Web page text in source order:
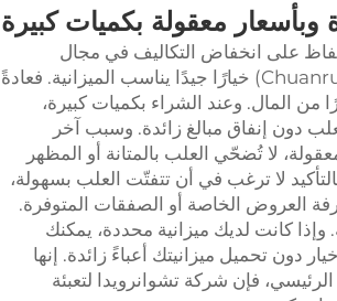
وبأسعار معقولة بكميات كبيرة
على انخفاض التكاليف في مجال
الأعمال. وتُعد شركة تشوانرويدا لتعبئة وتغليف (Chuanruida Packaging) خيارًا جيدًا يناسب الميزانية. فعادةً
من المال. وعند الشراء بكميات كبيرة،
دون إنفاق مبالغ زائدة. وسبب آخر
لا تُضحّي العلب بالمتانة أو المظهر
لا ترغب في أن تتفتّت العلب بسهولة،
العروض الخاصة أو الصفقات المتوفرة.
كانت لديك ميزانية محددة، يمكنك
دون تحميل ميزانيتك أعباءً زائدة. إنها
فإن شركة تشوانرويدا لتعبئة